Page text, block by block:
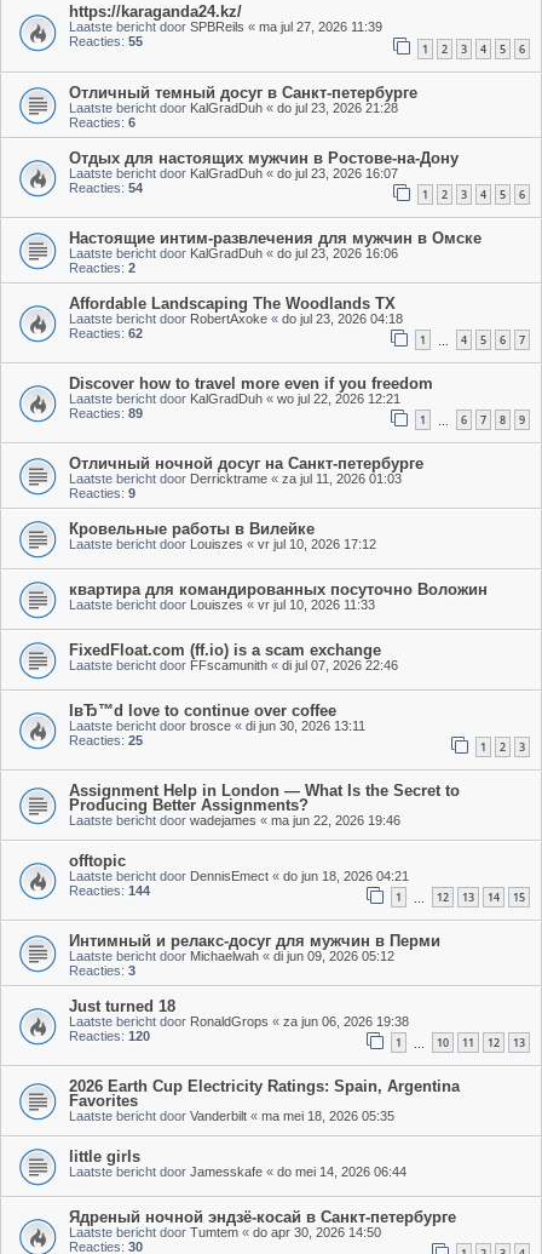
https://karaganda24.kz/
Laatste bericht door SPBReils « ma jul 27, 2026 11:39
Reacties: 55 1 2 3 4 5 6
Отличный темный досуг в Санкт-петербурге
Laatste bericht door KalGradDuh « do jul 23, 2026 21:28
Reacties: 6
Отдых для настоящих мужчин в Ростове-на-Дону
Laatste bericht door KalGradDuh « do jul 23, 2026 16:07
Reacties: 54 1 2 3 4 5 6
Настоящие интим-развлечения для мужчин в Омске
Laatste bericht door KalGradDuh « do jul 23, 2026 16:06
Reacties: 2
Affordable Landscaping The Woodlands TX
Laatste bericht door RobertAxoke « do jul 23, 2026 04:18
Reacties: 62 1 4 5 6 7
Discover how to travel more even if you freedom
Laatste bericht door KalGradDuh « wo jul 22, 2026 12:21
Reacties: 89 1 6 7 8 9
Отличный ночной досуг на Санкт-петербурге
Laatste bericht door Derricktrame « za jul 11, 2026 01:03
Reacties: 9
Кровельные работы в Вилейке
Laatste bericht door Louiszes « vr jul 10, 2026 17:12
квартира для командированных посуточно Воложин
Laatste bericht door Louiszes « vr jul 10, 2026 11:33
FixedFloat.com (ff.io) is a scam exchange
Laatste bericht door FFscamunith « di jul 07, 2026 22:46
IвЂ™d love to continue over coffee
Laatste bericht door brosce « di jun 30, 2026 13:11
Reacties: 25 1 2 3
Assignment Help in London — What Is the Secret to
Producing Better Assignments?
Laatste bericht door wadejames « ma jun 22, 2026 19:46
offtopic
Laatste bericht door DennisEmect « do jun 18, 2026 04:21
Reacties: 144 1 … 12 13 14 15
Интимный и релакс-досуг для мужчин в Перми
Laatste bericht door Michaelwah « di jun 09, 2026 05:12
Reacties: 3
Just turned 18
Laatste bericht door RonaldGrops « za jun 06, 2026 19:38
Reacties: 120 1 … 10 11 12 13
2026 Earth Cup Electricity Ratings: Spain, Argentina
Favorites
Laatste bericht door Vanderbilt « ma mei 18, 2026 05:35
little girls
Laatste bericht door Jamesskafe « do mei 14, 2026 06:44
Ядреный ночной эндзё-косай в Санкт-петербурге
Laatste bericht door Tumtem « do apr 30, 2026 14:50
Reacties: 30